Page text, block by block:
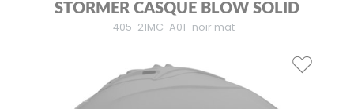
STORMER CASQUE BLOW SOLID
405-21MC-A01 noir mat